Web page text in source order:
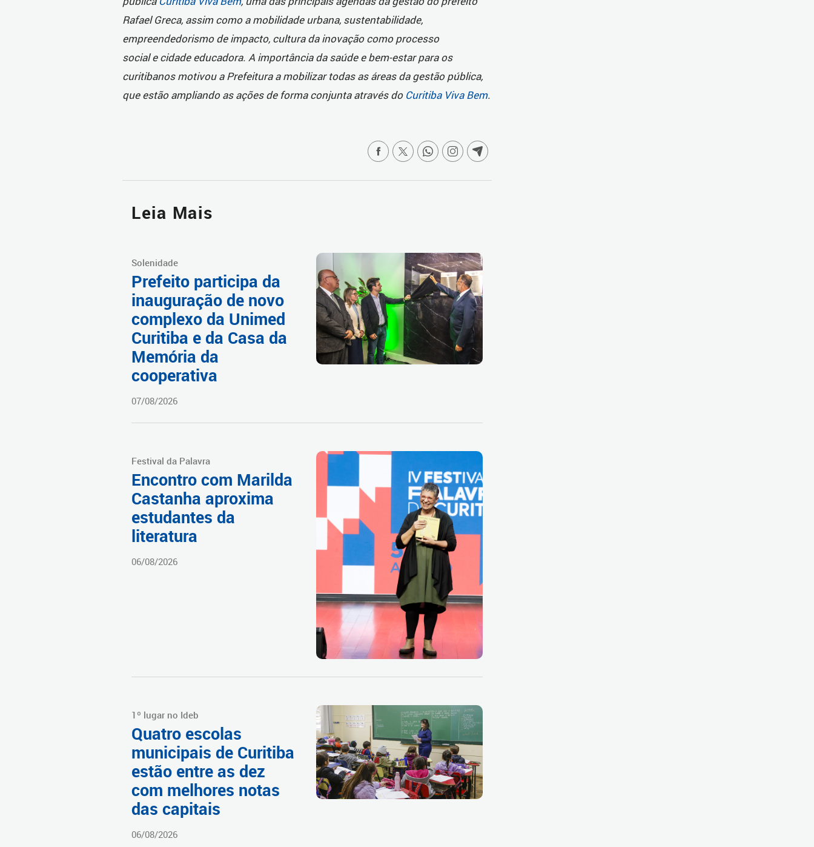
Rafael Greca, assim como a mobilidade urbana, sustentabilidade,
empreendedorismo de impacto, cultura da inovação como processo
social e cidade educadora. A importância da saúde e bem-estar para os
curitibanos motivou a Prefeitura a mobilizar todas as áreas da gestão pública,
que estão ampliando as ações de forma conjunta através do Curitiba Viva Bem.
Leia Mais
Solenidade
Prefeito participa da
inauguração de novo
complexo da Unimed
Curitiba e da Casa da
Memória da
cooperativa
07/08/2026
Festival da Palavra
Encontro com Marilda
Castanha aproxima
estudantes da
literatura
06/08/2026
1º lugar no Ideb
Quatro escolas
municipais de Curitiba
estão entre as dez
com melhores notas
das capitais
06/08/2026